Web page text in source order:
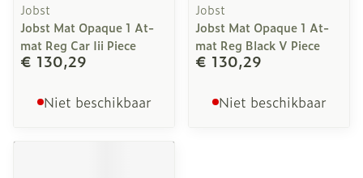
Jobst
Jobst Mat Opaque 1 At-
mat Reg Car Iii Piece
€ 130,29
Niet beschikbaar
Jobst
Jobst Mat Opaque 1 At-
mat Reg Black V Piece
€ 130,29
Niet beschikbaar